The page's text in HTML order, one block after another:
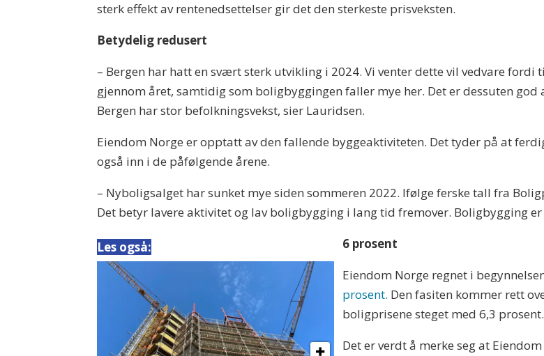
sterk effekt av rentenedsettelser gir det den sterkeste prisveksten.
Betydelig redusert
– Bergen har hatt en svært sterk utvikling i 2024. Vi venter dette vil vedvare
gjennom året, samtidig som boligbyggingen faller mye her. Det er dessuten
Bergen har stor befolkningsvekst, sier Lauridsen.
Eiendom Norge er opptatt av den fallende byggeaktiviteten. Det tyder på at
også inn i de påfølgende årene.
– Nyboligsalget har sunket mye siden sommeren 2022. Ifølge ferske tall fra
Det betyr lavere aktivitet og lav boligbygging i lang tid fremover. Boligbygging
Les også:
6 prosent
Eiendom Norge regnet i
prosent. Den fasiten kommer rett
boligprisene steget med 6,3 prosent.
Det er verdt å merke seg at